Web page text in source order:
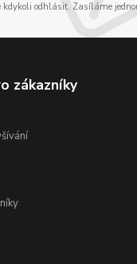
kdykoli odhlásit. Zasíláme
zákazníky